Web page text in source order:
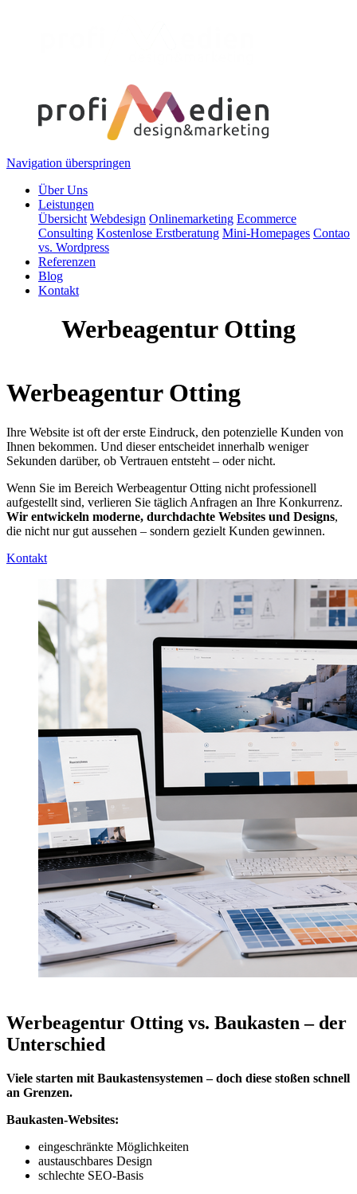
Navigation überspringen
Über Uns
Leistungen
Übersicht Webdesign Onlinemarketing Ecommerce
Consulting Kostenlose Erstberatung Mini-Homepages Contao
vs. Wordpress
Referenzen
Blog
Kontakt
Werbeagentur Otting
Werbeagentur Otting
Ihre Website ist oft der erste Eindruck, den potenzielle Kunden von
Ihnen bekommen. Und dieser entscheidet innerhalb weniger
Sekunden darüber, ob Vertrauen entsteht – oder nicht.
Wenn Sie im Bereich Werbeagentur Otting nicht professionell
aufgestellt sind, verlieren Sie täglich Anfragen an Ihre Konkurrenz.
Wir entwickeln moderne, durchdachte Websites und Designs,
die nicht nur gut aussehen – sondern gezielt Kunden gewinnen.
Kontakt
Werbeagentur Otting vs. Baukasten – der
Unterschied
Viele starten mit Baukastensystemen – doch diese stoßen schnell
an Grenzen.
Baukasten-Websites:
eingeschränkte Möglichkeiten
austauschbares Design
schlechte SEO-Basis